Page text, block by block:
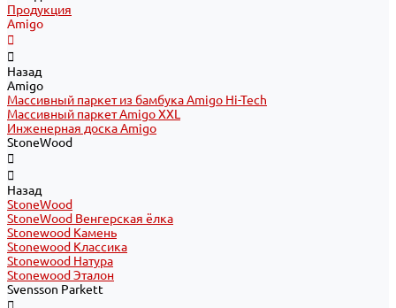
Продукция
Amigo
Назад
Amigo
Массивный паркет из бамбука Amigo Hi-Tech
Массивный паркет Amigo XXL
Инженерная доска Amigo
StoneWood
Назад
StoneWood
StoneWood Венгерская ёлка
Stonewood Камень
Stonewood Классика
Stonewood Натура
Stonewood Эталон
Svensson Parkett